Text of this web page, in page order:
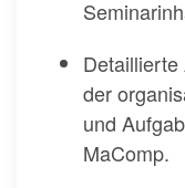
der
und
MaComp.